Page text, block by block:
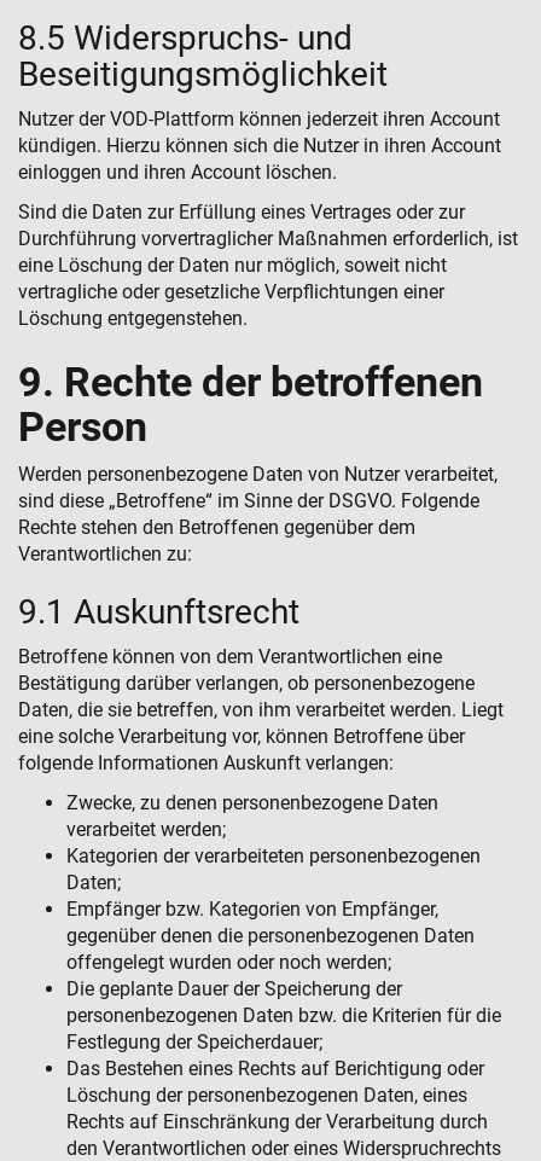
8.5 Widerspruchs- und
Beseitigungsmöglichkeit
Nutzer der VOD-Plattform können jederzeit ihren Account
kündigen. Hierzu können sich die Nutzer in ihren Account
einloggen und ihren Account löschen.
Sind die Daten zur Erfüllung eines Vertrages oder zur
Durchführung vorvertraglicher Maßnahmen erforderlich, ist
eine Löschung der Daten nur möglich, soweit nicht
vertragliche oder gesetzliche Verpflichtungen einer
Löschung entgegenstehen.
9. Rechte der betroffenen
Person
Werden personenbezogene Daten von Nutzer verarbeitet,
sind diese „Betroffene“ im Sinne der DSGVO. Folgende
Rechte stehen den Betroffenen gegenüber dem
Verantwortlichen zu:
9.1 Auskunftsrecht
Betroffene können von dem Verantwortlichen eine
Bestätigung darüber verlangen, ob personenbezogene
Daten, die sie betreffen, von ihm verarbeitet werden. Liegt
eine solche Verarbeitung vor, können Betroffene über
folgende Informationen Auskunft verlangen:
Zwecke, zu denen personenbezogene Daten
verarbeitet werden;
Kategorien der verarbeiteten personenbezogenen
Daten;
Empfänger bzw. Kategorien von Empfänger,
gegenüber denen die personenbezogenen Daten
offengelegt wurden oder noch werden;
Die geplante Dauer der Speicherung der
personenbezogenen Daten bzw. die Kriterien für die
Festlegung der Speicherdauer;
Das Bestehen eines Rechts auf Berichtigung oder
Löschung der personenbezogenen Daten, eines
Rechts auf Einschränkung der Verarbeitung durch
den Verantwortlichen oder eines Widerspruchrechts